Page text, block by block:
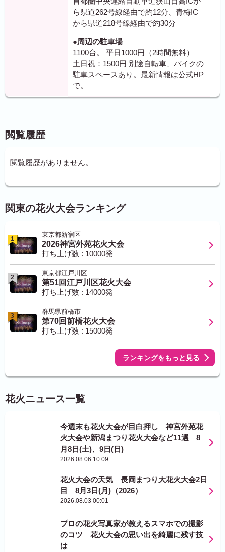
ら県道262号線経由で約12分、青梅IC
から県道218号線経由で約30分
●周辺の駐車場
1100台。 平日1000円（2時間無料）
土日祝：1500円 別途自転車、バイクの
駐車スペースあり。最新情報は公式HP
で。
閲覧履歴
閲覧履歴がありません。
関東の花火大会ランキング
1
東京都新宿区
2026神宮外苑花火大会
打ち上げ数 : 10000発
2
東京都江戸川区
第51回江戸川区花火大会
打ち上げ数 : 14000発
3
群馬県前橋市
第70回前橋花火大会
打ち上げ数 : 15000発
ランキングをもっと見る
花火ニュース一覧
今週末も花火大会が目白押し 神宮外苑花
火大会や新潟まつり花火大会など11選 8
月8日(土)、9日(日)
2026.08.06 10:09
花火大会の天気 長岡まつり大花火大会2日
目 8月3日(月)（2026）
2026.08.03 00:01
プロの花火写真家が教えるスマホでの撮影
のコツ 花火大会の思い出を綺麗に残す技
は